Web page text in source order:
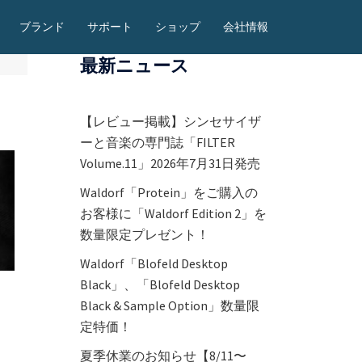
ブランド サポート ショップ 会社情報
最新ニュース
【レビュー掲載】シンセサイザ
ーと音楽の専門誌「FILTER
Volume.11」2026年7月31日発売
Waldorf「Protein」をご購入の
お客様に「Waldorf Edition 2」を
数量限定プレゼント！
Waldorf「Blofeld Desktop
Black」、「Blofeld Desktop
Black & Sample Option」数量限
定特価！
夏季休業のお知らせ【8/11〜